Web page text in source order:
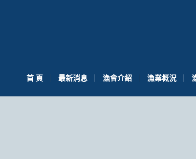
首 頁 最新消息 漁會介紹 漁業概況